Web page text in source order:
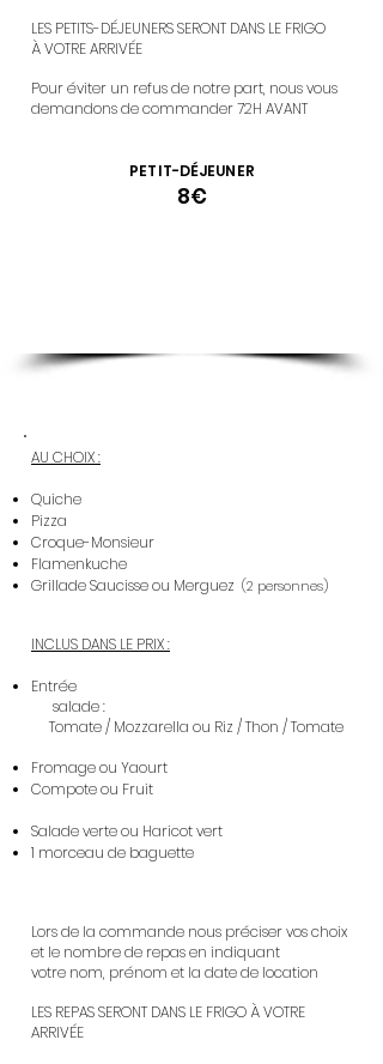
LES PETITS-DÉJEUNERS SERONT DANS LE FRIGO
ÀVOTRE ARRIVÉE
Pour éviter un refus de notre part, nous vous
demandons de commander 72H AVANT
PETIT-DÉJEUNER
8€
AU CHOIX :
Quiche
Pizza
Croque-Monsieur
Flamenkuche
GrilladeSaucisse ou Merguez (2 personnes)
INCLUS DANS LE PRIX :
Entrée
salade :
Tomate / Mozzarella ou Riz / Thon / Tomate
Fromage ou Yaourt
Compote ou Fruit
Salade verte ou Haricot vert
1 morceau de baguette
Lors de la commande nous préciser vos choix
et le nombre de repasen indiquant
votre nom, prénom et la date de location
LES REPAS SERONT DANS LE FRIGO ÀVOTRE
ARRIVÉE